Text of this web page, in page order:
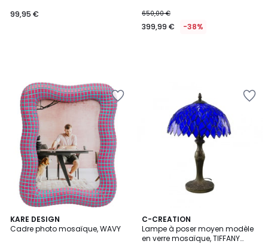
99,95 €
650,00 €
399,99 € -38%
KARE DESIGN
Cadre photo mosaïque, WAVY
3
Couleurs
C-CREATION
Lampe à poser moyen modèle
en verre mosaïque, TIFFANY
2
Couleurs